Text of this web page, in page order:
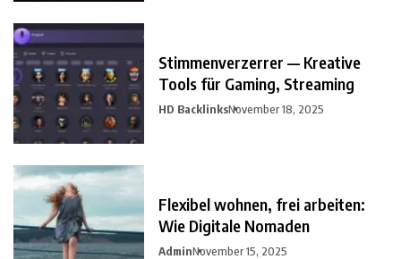
Stimmenverzerrer — Kreative
Tools für Gaming, Streaming
HD BacklinksNovember 18, 2025
Flexibel wohnen, frei arbeiten:
Wie Digitale Nomaden
AdminNovember 15, 2025